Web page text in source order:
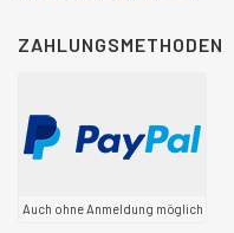
ZAHLUNGSMETHODEN
Auch ohne Anmeldung möglich